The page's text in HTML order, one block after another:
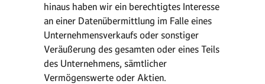
hinaus haben wir ein berechtigtes Interesse
an einer Datenübermittlung im Falle eines
Unternehmensverkaufs oder sonstiger
Veräußerung des gesamten oder eines Teils
des Unternehmens, sämtlicher
Vermögenswerte oder Aktien.